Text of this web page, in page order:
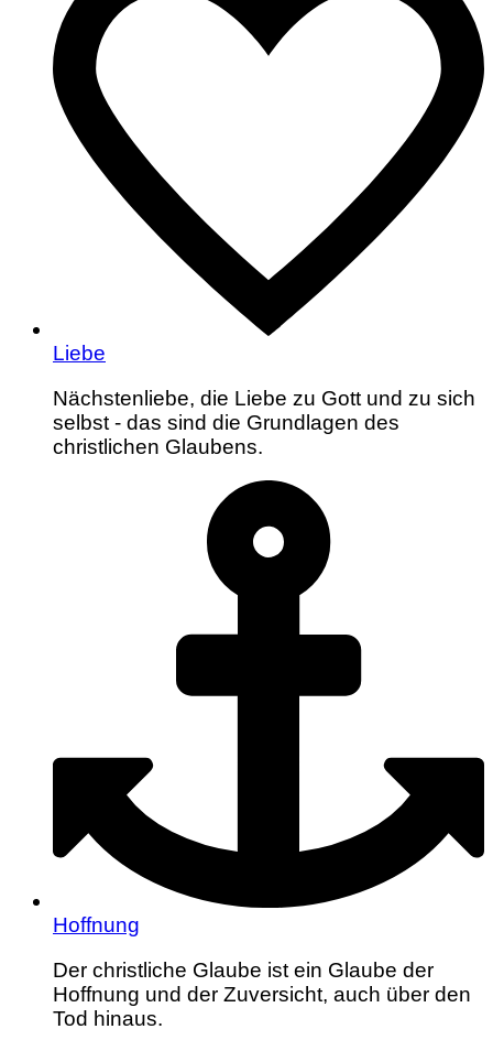
Liebe
Nächstenliebe, die Liebe zu Gott und zu sich
selbst - das sind die Grundlagen des
christlichen Glaubens.
Hoffnung
Der christliche Glaube ist ein Glaube der
Hoffnung und der Zuversicht, auch über den
Tod hinaus.